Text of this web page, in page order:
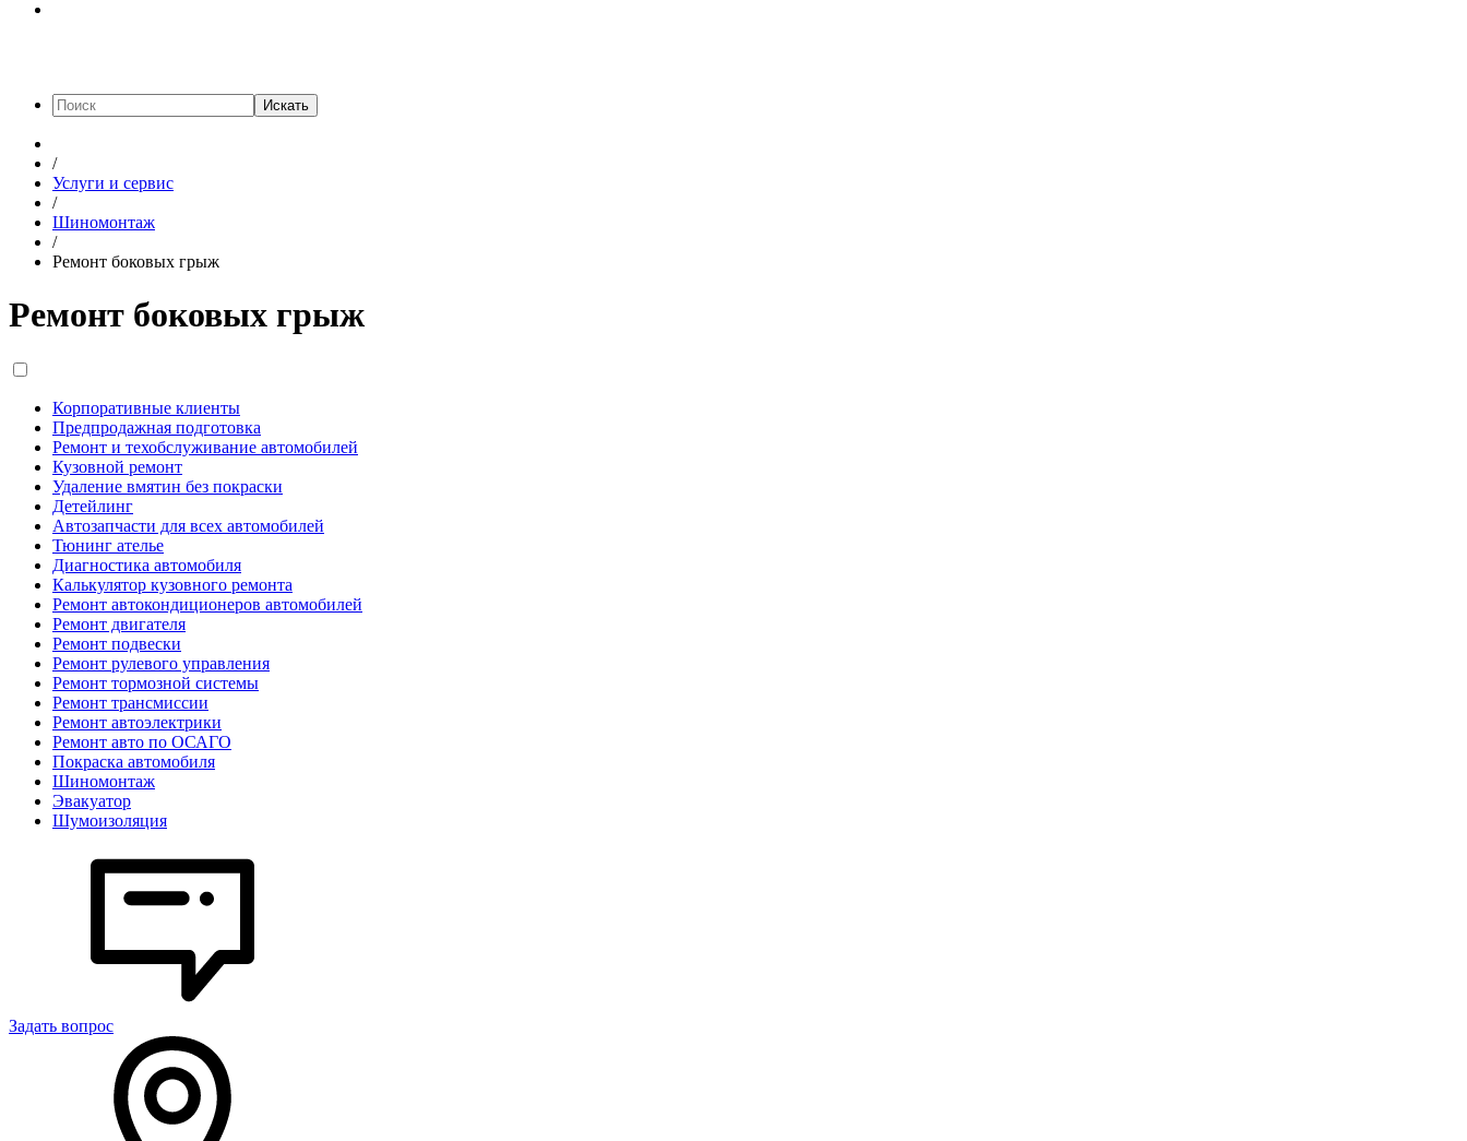
Искать
/
Услуги и сервис
/
Шиномонтаж
/
Ремонт боковых грыж
Ремонт боковых грыж
Корпоративные клиенты
Предпродажная подготовка
Ремонт и техобслуживание автомобилей
Кузовной ремонт
Удаление вмятин без покраски
Детейлинг
Автозапчасти для всех автомобилей
Тюнинг ателье
Диагностика автомобиля
Калькулятор кузовного ремонта
Ремонт автокондиционеров автомобилей
Ремонт двигателя
Ремонт подвески
Ремонт рулевого управления
Ремонт тормозной системы
Ремонт трансмиссии
Ремонт автоэлектрики
Ремонт авто по ОСАГО
Покраска автомобиля
Шиномонтаж
Эвакуатор
Шумоизоляция
Задать вопрос